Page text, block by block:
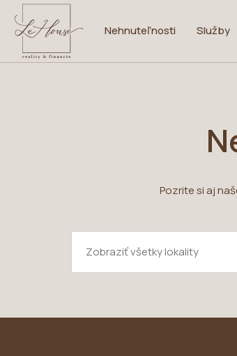
Nehnuteľnosti Služby
Pozrite si aj